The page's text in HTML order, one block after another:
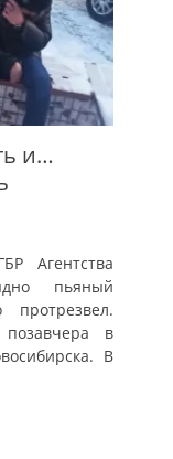
и…
Агентства
пьяный
протрезвел.
в
В